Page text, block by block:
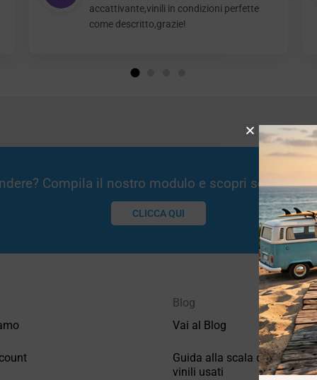
accattivante,vinili in condizioni perfette
come descritto,grazie!
Compila il nostro modulo e scopri se
CLICCA QUI
Blog
Vai al Blog
Guida alla scala di
vinili usati